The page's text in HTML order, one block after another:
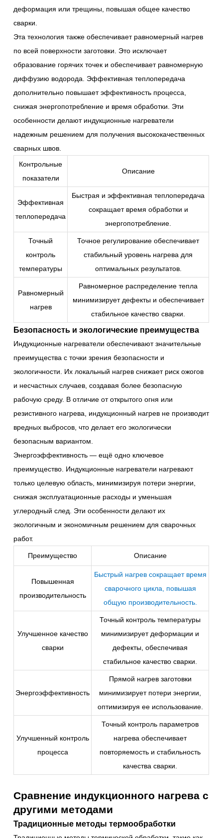
деформация или трещины, повышая общее качество
сварки.
Эта технология также обеспечивает равномерный нагрев
по всей поверхности заготовки. Это исключает
образование горячих точек и обеспечивает равномерную
диффузию водорода. Эффективная теплопередача
дополнительно повышает эффективность процесса,
снижая энергопотребление и время обработки. Эти
особенности делают индукционные нагреватели
надежным решением для получения высококачественных
сварных швов.
Контрольные
показатели
Описание
Эффективная
теплопередача
Быстрая и эффективная теплопередача
сокращает время обработки и
энергопотребление.
Точный
контроль
температуры
Точное регулирование обеспечивает
стабильный уровень нагрева для
оптимальных результатов.
Равномерный
нагрев
Равномерное распределение тепла
минимизирует дефекты и обеспечивает
стабильное качество сварки.
Безопасность и экологические преимущества
Индукционные нагреватели обеспечивают значительные
преимущества с точки зрения безопасности и
экологичности. Их локальный нагрев снижает риск ожогов
и несчастных случаев, создавая более безопасную
рабочую среду. В отличие от открытого огня или
резистивного нагрева, индукционный нагрев не производит
вредных выбросов, что делает его экологически
безопасным вариантом.
Энергоэффективность — ещё одно ключевое
преимущество. Индукционные нагреватели нагревают
только целевую область, минимизируя потери энергии,
снижая эксплуатационные расходы и уменьшая
углеродный след. Эти особенности делают их
экологичным и экономичным решением для сварочных
работ.
Преимущество Описание
Повышенная
производительность
Быстрый нагрев сокращает время
сварочного цикла, повышая
общую производительность.
Улучшенное качество
сварки
Точный контроль температуры
минимизирует деформации и
дефекты, обеспечивая
стабильное качество сварки.
Энергоэффективность
Прямой нагрев заготовки
минимизирует потери энергии,
оптимизируя ее использование.
Улучшенный контроль
процесса
Точный контроль параметров
нагрева обеспечивает
повторяемость и стабильность
качества сварки.
Сравнение индукционного нагрева с
другими методами
Традиционные методы термообработки